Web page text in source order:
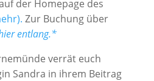
der Homepage des
Zur Buchung über
entlang.*
verrät euch
Sandra in ihrem Beitrag